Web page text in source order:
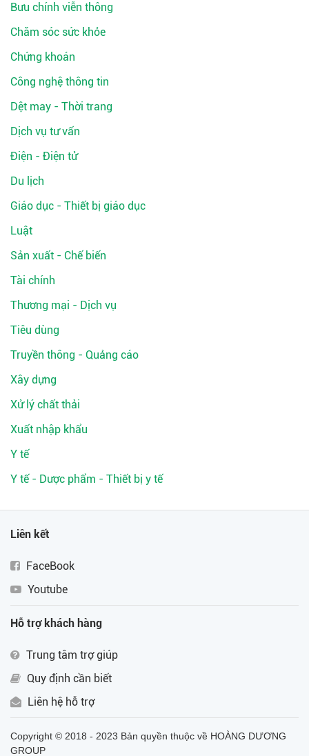
Bưu chính viễn thông
Chăm sóc sức khỏe
Chứng khoán
Công nghệ thông tin
Dệt may - Thời trang
Dịch vụ tư vấn
Điện - Điện tử
Du lịch
Giáo dục - Thiết bị giáo dục
Luật
Sản xuất - Chế biến
Tài chính
Thương mại - Dịch vụ
Tiêu dùng
Truyền thông - Quảng cáo
Xây dựng
Xử lý chất thải
Xuất nhập khẩu
Y tế
Y tế - Dược phẩm - Thiết bị y tế
Liên kết
FaceBook
Youtube
Hỗ trợ khách hàng
Trung tâm trợ giúp
Quy định cần biết
Liên hệ hỗ trợ
Copyright © 2018 - 2023 Bản quyền thuộc về HOÀNG DƯƠNG
GROUP